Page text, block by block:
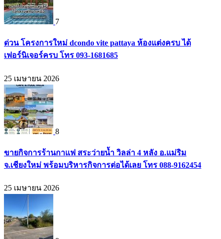
7
ด่วน โครงการใหม่ dcondo vite pattaya ห้องแต่งครบ ได้
เฟอร์นิเจอร์ครบ โทร 093-1681685
25 เมษายน 2026
8
ขายกิจการร้านกาแฟ สระว่ายน้ำ วิลล่า 4 หลัง อ.แม่ริม
จ.เชียงใหม่ พร้อมบริหารกิจการต่อได้เลย โทร 088-9162454
25 เมษายน 2026